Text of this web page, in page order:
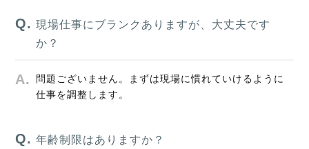
現場仕事にブランクありますが、大丈夫です
か？
問題ございません。まずは現場に慣れていけるように
仕事を調整します。
年齢制限はありますか？